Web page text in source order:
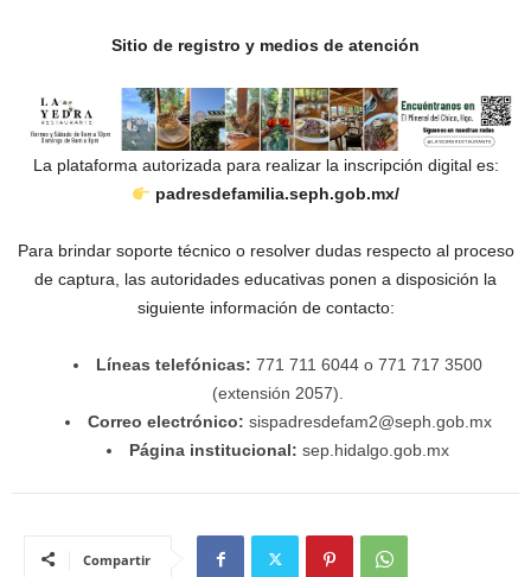
Sitio de registro y medios de atención
La plataforma autorizada para realizar la inscripción digital es:
padresdefamilia.seph.gob.mx/
Para brindar soporte técnico o resolver dudas respecto al proceso
de captura, las autoridades educativas ponen a disposición la
siguiente información de contacto:
Líneas telefónicas: 771 711 6044 o 771 717 3500
(extensión 2057).
Correo electrónico: sispadresdefam2@seph.gob.mx
Página institucional: sep.hidalgo.gob.mx
Compartir